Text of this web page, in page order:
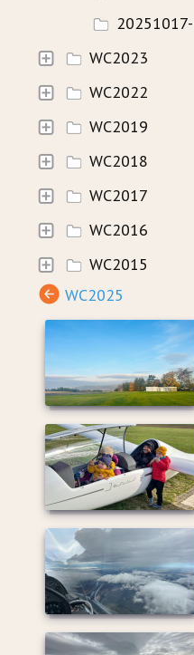
WC2023
WC2022
WC2019
WC2018
WC2017
WC2016
WC2015
WC2025